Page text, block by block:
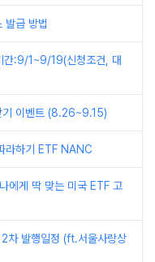
발급 방법
간:9/1~9/19(신청조건, 대
기 이벤트 (8.26~9.15)
라하기 ETF NANC
에게 딱 맞는 미국 ETF 고
차 발행일정 (ft.서울사랑상